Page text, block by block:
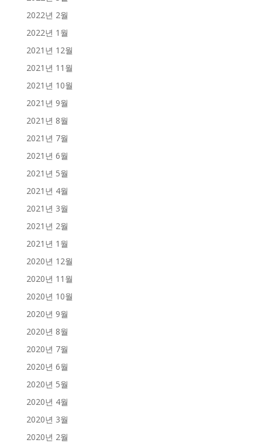
2022년 2월
2022년 1월
2021년 12월
2021년 11월
2021년 10월
2021년 9월
2021년 8월
2021년 7월
2021년 6월
2021년 5월
2021년 4월
2021년 3월
2021년 2월
2021년 1월
2020년 12월
2020년 11월
2020년 10월
2020년 9월
2020년 8월
2020년 7월
2020년 6월
2020년 5월
2020년 4월
2020년 3월
2020년 2월